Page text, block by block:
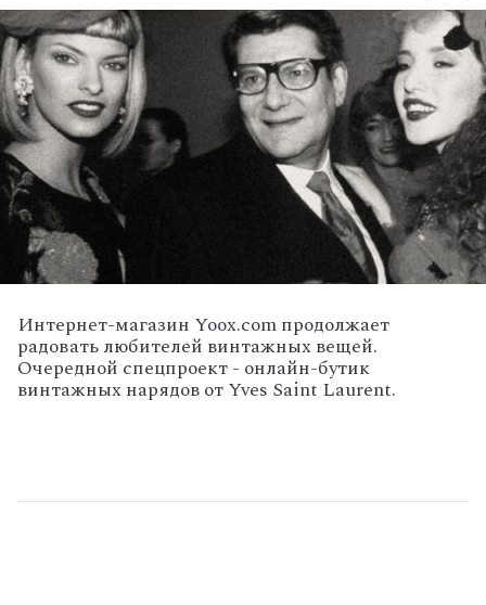
Интернет-магазин Yoox.com продолжает
радовать любителей винтажных вещей.
Очередной спецпроект - онлайн-бутик
винтажных нарядов от Yves Saint Laurent.